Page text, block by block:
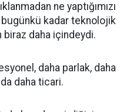
ne yaptığımızı
bugünkü kadar teknolojik
daha içindeydi.
daha parlak, daha
daha ticari.